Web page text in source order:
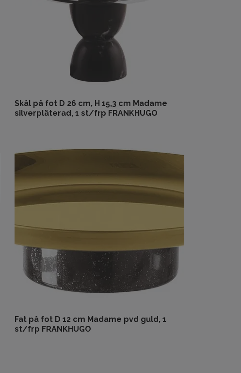
Skål på fot D 26 cm, H 15,3 cm Madame
silverpläterad, 1 st/frp FRANKHUGO
Fat på fot D 12 cm Madame pvd guld, 1
st/frp FRANKHUGO